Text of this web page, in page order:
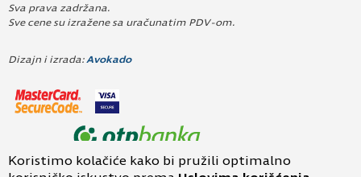
Sva prava zadržana.
Sve cene su izražene sa uračunatim PDV-om.
Dizajn i izrada: Avokado
Koristimo kolačiće kako bi pružili optimalno